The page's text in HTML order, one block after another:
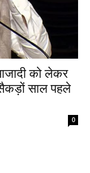
को लेकर
सैकड़ों साल पहले
0